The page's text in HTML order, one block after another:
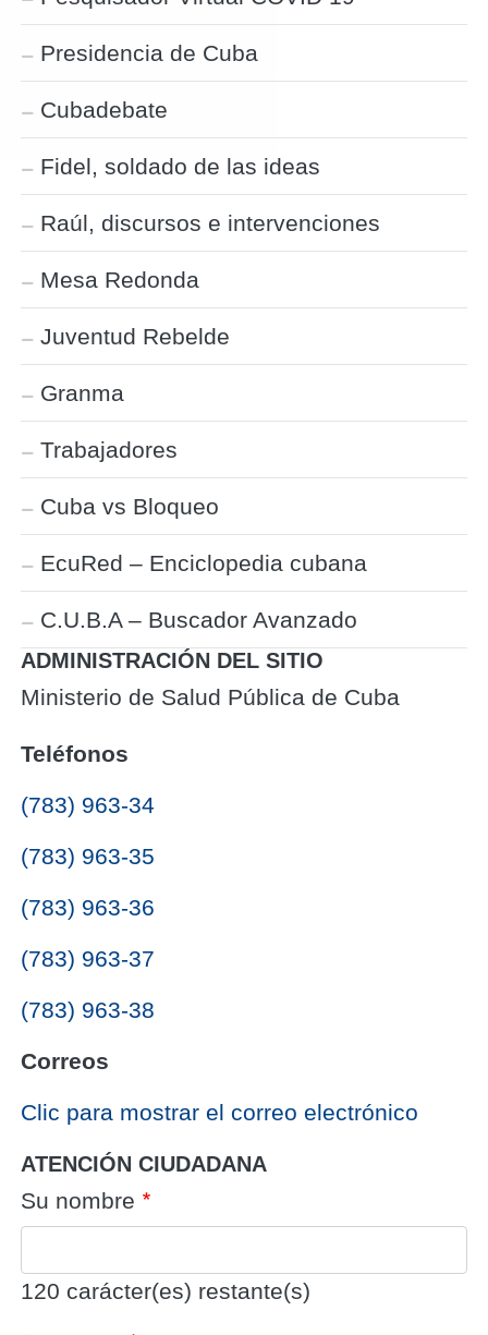
Presidencia de Cuba
Cubadebate
Fidel, soldado de las ideas
Raúl, discursos e intervenciones
Mesa Redonda
Juventud Rebelde
Granma
Trabajadores
Cuba vs Bloqueo
EcuRed – Enciclopedia cubana
C.U.B.A – Buscador Avanzado
ADMINISTRACIÓN DEL SITIO
Ministerio de Salud Pública de Cuba
Teléfonos
(783) 963-34
(783) 963-35
(783) 963-36
(783) 963-37
(783) 963-38
Correos
‎Clic para mostrar el correo electrónico
ATENCIÓN CIUDADANA
Su nombre
120 carácter(es) restante(s)